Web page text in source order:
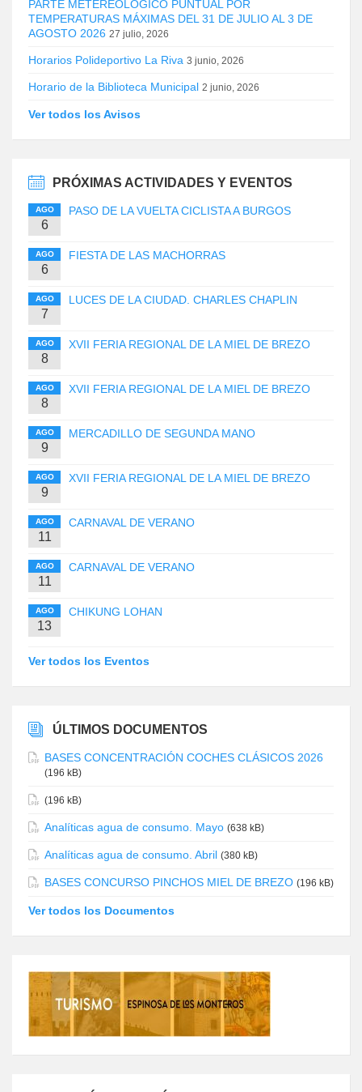
PARTE METEREOLÓGICO PUNTUAL POR
TEMPERATURAS MÁXIMAS DEL 31 DE JULIO AL 3 DE
AGOSTO 2026 27 julio, 2026
Horarios Polideportivo La Riva 3 junio, 2026
Horario de la Biblioteca Municipal 2 junio, 2026
Ver todos los Avisos
PRÓXIMAS ACTIVIDADES Y EVENTOS
AGO
6
PASO DE LA VUELTA CICLISTA A BURGOS
AGO
6
FIESTA DE LAS MACHORRAS
AGO
7
LUCES DE LA CIUDAD. CHARLES CHAPLIN
AGO
8
XVII FERIA REGIONAL DE LA MIEL DE BREZO
AGO
8
XVII FERIA REGIONAL DE LA MIEL DE BREZO
AGO
9
MERCADILLO DE SEGUNDA MANO
AGO
9
XVII FERIA REGIONAL DE LA MIEL DE BREZO
AGO
11
CARNAVAL DE VERANO
AGO
11
CARNAVAL DE VERANO
AGO
13
CHIKUNG LOHAN
Ver todos los Eventos
ÚLTIMOS DOCUMENTOS
BASES CONCENTRACIÓN COCHES CLÁSICOS 2026
(196 kB)
(196 kB)
Analíticas agua de consumo. Mayo (638 kB)
Analíticas agua de consumo. Abril (380 kB)
BASES CONCURSO PINCHOS MIEL DE BREZO (196 kB)
Ver todos los Documentos